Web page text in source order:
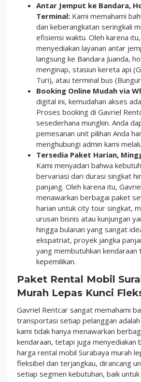
Antar Jemput ke Bandara,
Terminal: Kami memahami
dan keberangkatan seringkali
efisiensi waktu. Oleh karena
menyediakan layanan antar
langsung ke Bandara Juanda,
menginap, stasiun kereta api
Turi), atau terminal bus
Booking Online Mudah via
digital ini, kemudahan akses
Proses booking di Gavriel
sesederhana mungkin. Anda
pemesanan unit pilihan Anda
menghubungi admin kami
Tersedia Paket Harian,
Kami menyadari bahwa
bervariasi dari durasi singkat
panjang. Oleh karena itu,
menawarkan berbagai paket
harian untuk city tour singkat,
urusan bisnis atau kunjungan
hingga bulanan yang sangat
ekspatriat, proyek jangka
yang membutuhkan kendaraan
kepemilikan.
Paket Rental Mobil
Murah Lepas Kunci
Gavriel Rentcar sangat memahami
transportasi setiap pelanggan adalah
kami tidak hanya menawarkan
kendaraan, tetapi juga menyediakan
harga rental mobil Surabaya murah
fleksibel dan terjangkau, dirancang
setiap segmen kebutuhan, baik